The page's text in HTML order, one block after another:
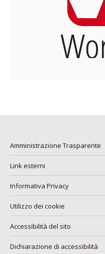
Amministrazione Trasparente
Link esterni
Informativa Privacy
Utilizzo dei cookie
Accessibilità del sito
Dichiarazione di accessibilità